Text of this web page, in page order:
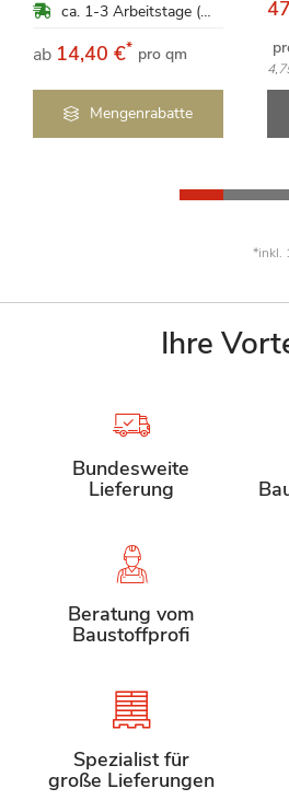
ca. 1-3 Arbeitstage (Mo-Fr)
ab 14,40 €* pro qm
Mengenrabatte
*inkl.
Ihre
Bundesweite
Lieferung
Beratung vom
Baustoffprofi
Spezialist für
große Lieferungen